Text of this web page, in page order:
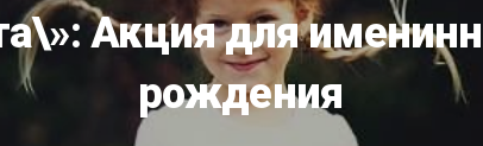
Акция для
рождения